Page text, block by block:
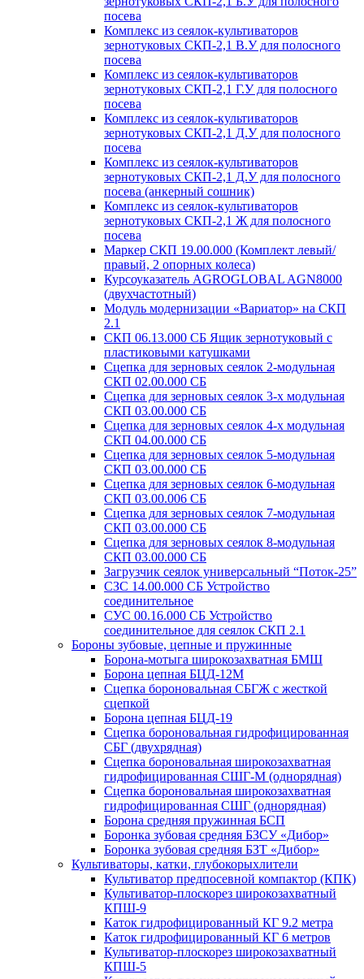
посева
Комплекс из сеялок-культиваторов
зернотуковых СКП-2,1 В.У для полосного
посева
Комплекс из сеялок-культиваторов
зернотуковых СКП-2,1 Г.У для полосного
посева
Комплекс из сеялок-культиваторов
зернотуковых СКП-2,1 Д.У для полосного
посева
Комплекс из сеялок-культиваторов
зернотуковых СКП-2,1 Д.У для полосного
посева (анкерный сошник)
Комплекс из сеялок-культиваторов
зернотуковых СКП-2,1 Ж для полосного
посева
Маркер СКП 19.00.000 (Комплект левый/
правый, 2 опорных колеса)
Курсоуказатель AGROGLOBAL AGN8000
(двухчастотный)
Модуль модернизации «Вариатор» на СКП
2.1
СКП 06.13.000 СБ Ящик зернотуковый с
пластиковыми катушками
Сцепка для зерновых сеялок 2-модульная
СКП 02.00.000 СБ
Сцепка для зерновых сеялок 3-х модульная
СКП 03.00.000 СБ
Сцепка для зерновых сеялок 4-х модульная
СКП 04.00.000 СБ
Сцепка для зерновых сеялок 5-модульная
СКП 03.00.000 СБ
Сцепка для зерновых сеялок 6-модульная
СКП 03.00.006 СБ
Сцепка для зерновых сеялок 7-модульная
СКП 03.00.000 СБ
Сцепка для зерновых сеялок 8-модульная
СКП 03.00.000 СБ
Загрузчик сеялок универсальный “Поток-25”
СЗС 14.00.000 СБ Устройство
соединительное
СУС 00.16.000 СБ Устройство
соединительное для сеялок СКП 2.1
Бороны зубовые, цепные и пружинные
Борона-мотыга широкозахватная БМШ
Борона цепная БЦД-12М
Сцепка бороновальная СБГЖ с жесткой
сцепкой
Борона цепная БЦД-19
Сцепка бороновальная гидрофицированная
СБГ (двухрядная)
Сцепка бороновальная широкозахватная
гидрофицированная СШГ-М (однорядная)
Сцепка бороновальная широкозахватная
гидрофицированная СШГ (однорядная)
Борона средняя пружинная БСП
Боронка зубовая средняя БЗСУ «Дибор»
Боронка зубовая средняя БЗТ «Дибор»
Культиваторы, катки, глубокорыхлители
Культиватор предпосевной компактор (КПК)
Культиватор-плоскорез широкозахватный
КПШ-9
Каток гидрофицированный КГ 9.2 метра
Каток гидрофицированный КГ 6 метров
Культиватор-плоскорез широкозахватный
КПШ-5